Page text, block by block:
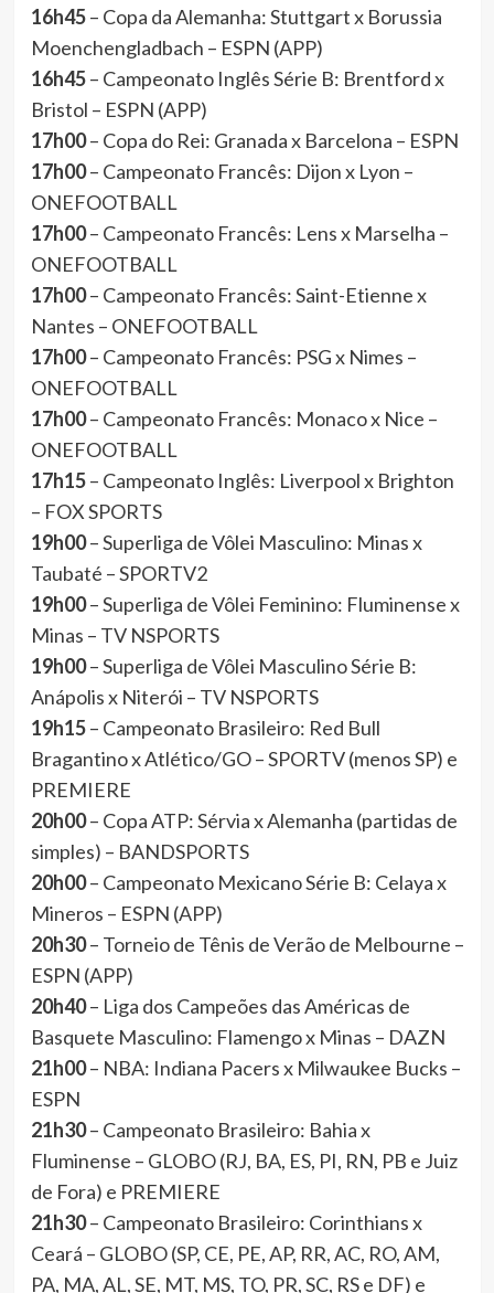
16h45– Copa da Alemanha: Stuttgart x Borussia
Moenchengladbach – ESPN (APP)
16h45– Campeonato Inglês Série B: Brentford x
Bristol – ESPN (APP)
17h00– Copa do Rei: Granada x Barcelona – ESPN
17h00– Campeonato Francês: Dijon x Lyon –
ONEFOOTBALL
17h00– Campeonato Francês: Lens x Marselha –
ONEFOOTBALL
17h00– Campeonato Francês: Saint-Etienne x
Nantes – ONEFOOTBALL
17h00– Campeonato Francês: PSG x Nimes –
ONEFOOTBALL
17h00– Campeonato Francês: Monaco x Nice –
ONEFOOTBALL
17h15– Campeonato Inglês: Liverpool x Brighton
– FOX SPORTS
19h00– Superliga de Vôlei Masculino: Minas x
Taubaté – SPORTV2
19h00– Superliga de Vôlei Feminino: Fluminense x
Minas – TV NSPORTS
19h00– Superliga de Vôlei Masculino Série B:
Anápolis x Niterói – TV NSPORTS
19h15– Campeonato Brasileiro: Red Bull
Bragantino x Atlético/GO – SPORTV (menos SP) e
PREMIERE
20h00– Copa ATP: Sérvia x Alemanha (partidas de
simples) – BANDSPORTS
20h00– Campeonato Mexicano Série B: Celaya x
Mineros – ESPN (APP)
20h30– Torneio de Tênis de Verão de Melbourne –
ESPN (APP)
20h40– Liga dos Campeões das Américas de
Basquete Masculino: Flamengo x Minas – DAZN
21h00– NBA: Indiana Pacers x Milwaukee Bucks –
ESPN
21h30– Campeonato Brasileiro: Bahia x
Fluminense – GLOBO (RJ, BA, ES, PI, RN, PB e Juiz
de Fora) e PREMIERE
21h30– Campeonato Brasileiro: Corinthians x
Ceará – GLOBO (SP, CE, PE, AP, RR, AC, RO, AM,
PA, MA, AL, SE, MT, MS, TO, PR, SC, RS e DF) e